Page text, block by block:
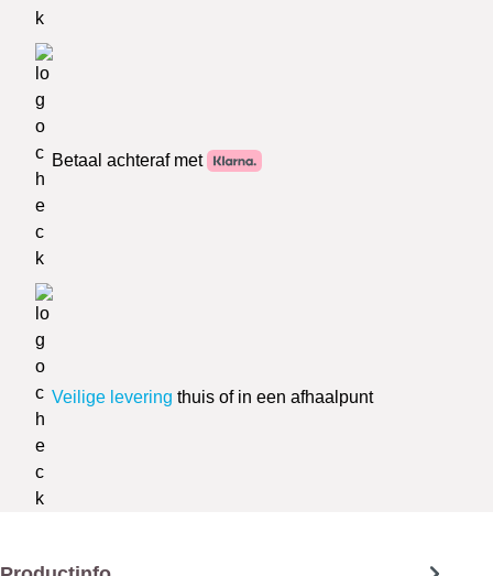
Betaal achteraf met
Veilige levering thuis of in een afhaalpunt